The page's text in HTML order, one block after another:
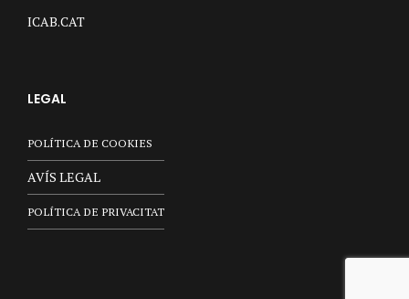
ICAB.CAT
LEGAL
POLÍTICA DE COOKIES
AVÍS LEGAL
POLÍTICA DE PRIVACITAT